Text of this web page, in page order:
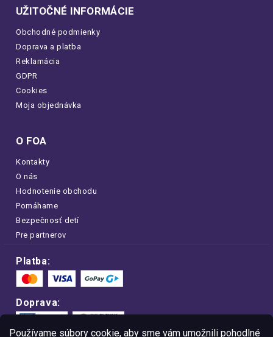
Používame súbory cookie, aby sme vám umožnili pohodlné
UŽITOČNÉ INFORMÁCIE
Obchodné podmienky
Doprava a platba
Reklamácia
GDPR
Cookies
Moja objednávka
O FOA
Kontakty
O nás
Hodnotenie obchodu
Pomáhame
Bezpečnosť detí
Pre partnerov
Platba:
Doprava: